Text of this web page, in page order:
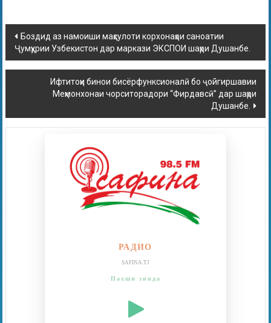
Боздид аз намоиши маҳсулоти корхонаҳои саноатии
Ҷумҳурии Узбекистон дар маркази ЭКСПОИ шаҳри Душанбе.
Ифтитоҳи бинои бисёрфунксионалӣ бо ҷойгиршавии
Меҳмонхонаи чорситорадори “Фирдавсӣ” дар шаҳри
Душанбе.
РАДИО
SAFINA.TJ
Пахши зинда